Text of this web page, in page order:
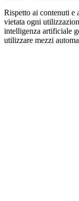
Rispetto ai contenuti e
vietata ogni
intelligenza artificiale
utilizzare mezzi